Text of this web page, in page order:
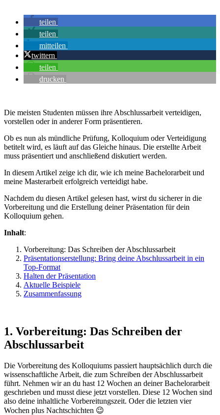
teilen
teilen
mitteilen
twittern
teilen
drucken
Die meisten Studenten müssen ihre Abschlussarbeit verteidigen,
vorstellen oder in anderer Form präsentieren.
Ob es nun als mündliche Prüfung, Kolloquium oder Verteidigung
betitelt wird, es läuft auf das Gleiche hinaus. Die erstellte Arbeit
muss präsentiert und anschließend diskutiert werden.
In diesem Artikel zeige ich dir, wie ich meine Bachelorarbeit und
meine Masterarbeit erfolgreich verteidigt habe.
Nachdem du diesen Artikel gelesen hast, wirst du sicherer in die
Vorbereitung und die Erstellung deiner Präsentation für dein
Kolloquium gehen.
Inhalt:
Vorbereitung: Das Schreiben der Abschlussarbeit
Präsentationserstellung: Bring deine Abschlussarbeit in ein
Top-Format
Halten der Präsentation
Aktuelle Beispiele
Zusammenfassung
1. Vorbereitung: Das Schreiben der
Abschlussarbeit
Die Vorbereitung des Kolloquiums passiert hauptsächlich durch die
wissenschaftliche Arbeit, die zum Schreiben der Abschlussarbeit
führt. Nehmen wir an du hast 12 Wochen an deiner Bachelorarbeit
geschrieben und musst diese jetzt vorstellen. Diese 12 Wochen sind
also deine inhaltliche Vorbereitungszeit. Oder die letzten vier
Wochen plus Nachtschichten 😉